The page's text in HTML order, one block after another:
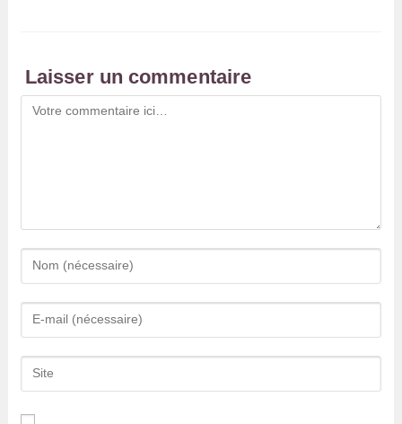
Laisser un commentaire
Comment
Enter
your
name
comment
Enter
your
email
address
Saisir
l’URL